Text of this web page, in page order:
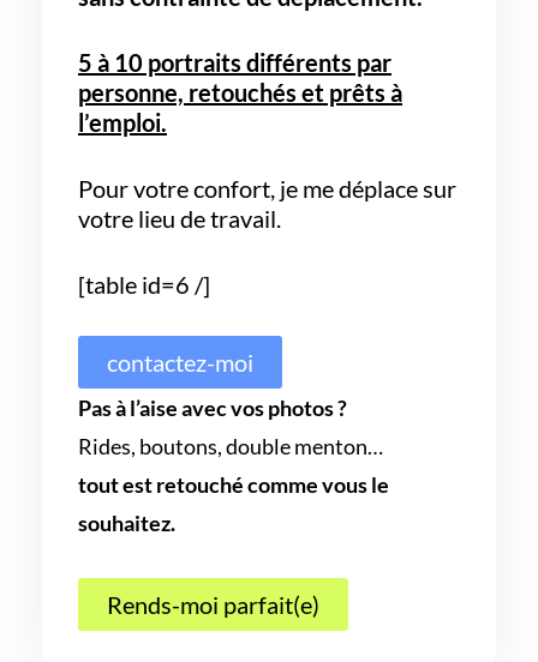
5 à 10 portraits différents par
personne, retouchés et prêts à
l’emploi.
Pour votre confort, je me déplace sur
votre lieu de travail.
[table id=6 /]
contactez-moi
Pas à l’aise avec vos photos ?
Rides, boutons, double menton…
tout est retouché comme vous le
souhaitez.
Rends-moi parfait(e)